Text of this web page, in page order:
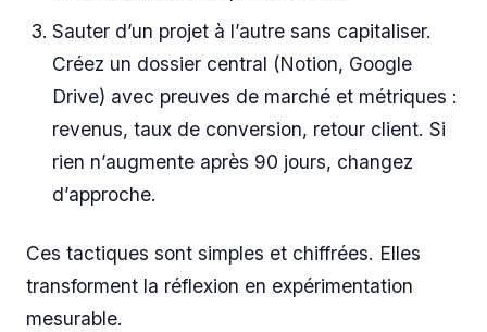
Sauter d’un projet à l’autre sans capitaliser.
Créez un dossier central (Notion, Google
Drive) avec preuves de marché et métriques :
revenus, taux de conversion, retour client. Si
rien n’augmente après 90 jours, changez
d’approche.
Ces tactiques sont simples et chiffrées. Elles
transforment la réflexion en expérimentation
mesurable.